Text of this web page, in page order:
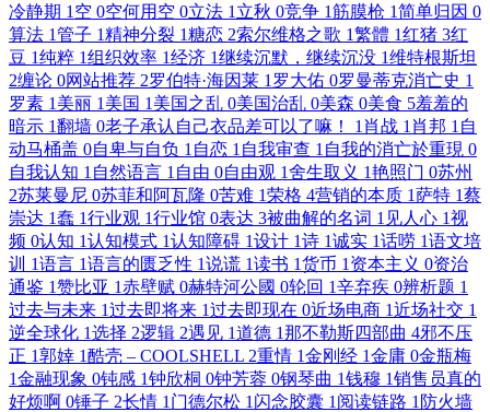
冷静期 1 空 0空何用空 0立法 1 立秋 0竞争 1筋膜枪 1简单归因 0
算法 1管子 1精神分裂 1糖恋 2索尔维格之歌 1繁體 1红猪 3红
豆 1纯粹 1组织效率 1经济 1继续沉默，继续沉没 1维特根斯坦
2缠论 0网站推荐 2罗伯特·海因莱 1 罗大佑 0罗曼蒂克消亡史 1
罗素 1 美丽 1 美国 1 美国之乱 0美国治乱 0美森 0美食 5羞羞的
暗示 1翻墙 0老子承认自己衣品差可以了嘛！ 1 肖战 1 肖邦 1 自
动马桶盖 0自卑与自负 1 自恋 1 自我审查 1 自我的消亡於重現 0
自我认知 1 自然语言 1 自由 0自由观 1舍生取义 1艳照门 0苏州
2苏莱曼尼 0苏菲和阿瓦隆 0苦难 1荣格 4营销的本质 1萨特 1蔡
崇达 1蠢 1行业观 1行业馆 0表达 3被曲解的名词 1 见人心 1视
频 0认知 1认知模式 1认知障碍 1设计 1诗 1诚实 1话唠 1语文培
训 1语言 1语言的匮乏性 1说谎 1读书 1货币 1 资本主义 0资治
通鉴 1赞比亚 1赤壁赋 0赫特河公國 0轮回 1辛弃疾 0辨析题 1
过去与未来 1过去即将来 1过去即现在 0近场电商 1近场社交 1
逆全球化 1选择 2逻辑 2遇见 1道德 1那不勒斯四部曲 4邪不压
正 1郭婞 1酷壳 – COOLSHELL 2重情 1金刚经 1金庸 0金瓶梅
1金融现象 0钝感 1钟欣桐 0钟芳蓉 0钢琴曲 1钱穆 1销售员真的
好烦啊 0锤子 2长情 1 门德尔松 1 闪念胶囊 1 阅读链路 1 防火墙